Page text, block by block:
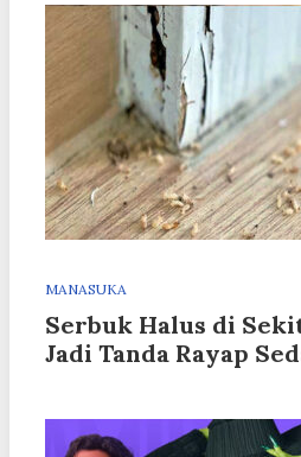
MANASUKA
Serbuk Halus di
Jadi Tanda Rayap